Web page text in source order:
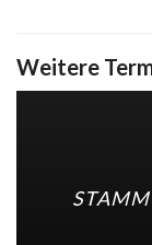
Weitere